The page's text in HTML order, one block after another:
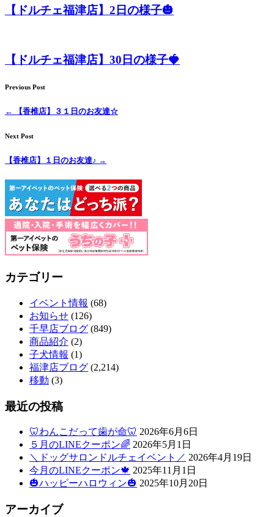
【ドルチェ福津店】2日の様子🎃
【ドルチェ福津店】30日の様子🍓
Previous Post
← 【香椎店】３１日のお友達☆
Next Post
【香椎店】１日のお友達♪ →
カテゴリー
イベント情報 (68)
お知らせ (126)
千早店ブログ (849)
商品紹介 (2)
子犬情報 (1)
福津店ブログ (2,214)
移動 (3)
最近の投稿
🦷わんこだって歯が命🦷 2026年6月6日
５月のLINEクーポン🌈 2026年5月1日
＼ドッグサロンドルチェイベント／ 2026年4月19日
今月のLINEクーポン🍁 2025年11月1日
🎃ハッピーハロウィン🎃 2025年10月20日
アーカイブ